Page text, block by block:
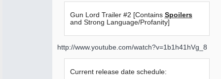
Gun Lord Trailer #2 [Contains Spoilers
and Strong Language/Profanity]
http://www.youtube.com/watch?v=1b1h41hVg_8
Current release date schedule: